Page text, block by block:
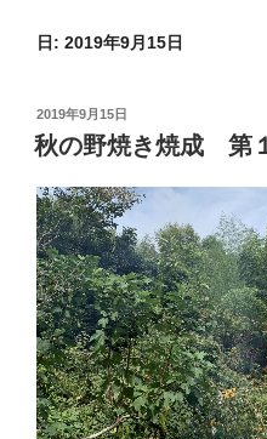
日: 2019年9月15日
投
稿
日:
2019年9月15日
秋の野焼き焼成 第